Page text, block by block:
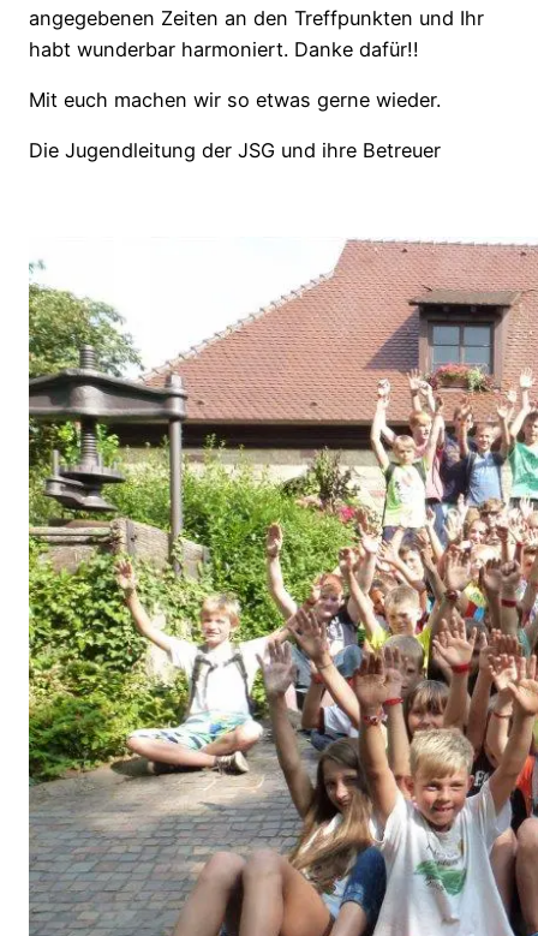
angegebenen Zeiten an den Treffpunkten und Ihr
habt wunderbar harmoniert. Danke dafür!!
Mit euch machen wir so etwas gerne wieder.
Die Jugendleitung der JSG und ihre Betreuer